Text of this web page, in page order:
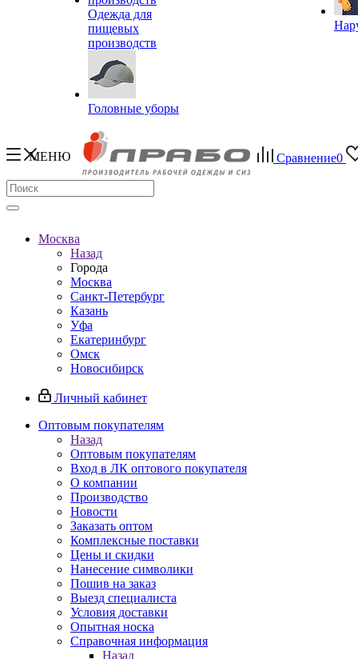
Одежда для
пищевых
производств
Головные уборы
МЕНЮ Сравнение0
Москва
Назад
Города
Москва
Санкт-Петербург
Казань
Уфа
Екатеринбург
Омск
Новосибирск
Личный кабинет
Оптовым покупателям
Назад
Оптовым покупателям
Вход в ЛК оптового покупателя
О компании
Производство
Новости
Заказать оптом
Комплексные поставки
Цены и скидки
Нанесение символики
Пошив на заказ
Выезд специалиста
Условия доставки
Опытная носка
Справочная информация
Назад